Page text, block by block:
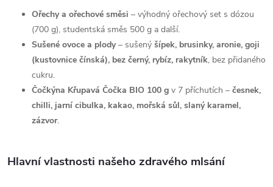
s
Ořechy a ořechové směsi – výhodný ořechový set s dózou
(700 g), studentská směs 500 g a další.
Sušené ovoce a plody– sušený šípek, brusinky, aronie, goji
(kustovnice čínská), bez černý, rybíz, rakytník, bez přidaného
cukru.
Čočkýna Křupavá Čočka BIO 100 g v 7 příchutích – česnek,
chilli, jarní cibulka, kakao, mořská sůl, slaný karamel,
zázvor.
Hlavní vlastnosti našeho zdravého mlsání